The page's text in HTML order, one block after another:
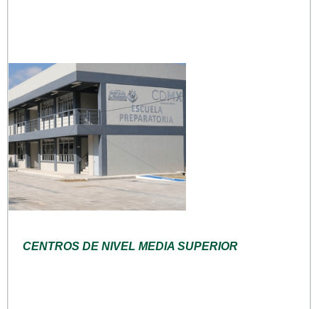
CENTROS DE NIVEL MEDIA SUPERIOR